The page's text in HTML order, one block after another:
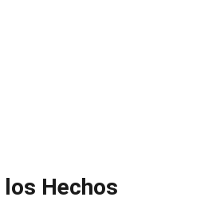
los Hechos